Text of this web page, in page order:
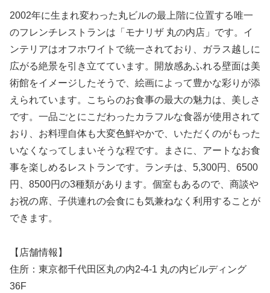
2002年に生まれ変わった丸ビルの最上階に位置する唯一
のフレンチレストランは「モナリザ 丸の内店」です。イ
ンテリアはオフホワイトで統一されており、ガラス越しに
広がる絶景を引き立てています。開放感あふれる壁面は美
術館をイメージしたそうで、絵画によって豊かな彩りが添
えられています。こちらのお食事の最大の魅力は、美しさ
です。一品ごとにこだわったカラフルな食器が使用されて
おり、お料理自体も大変色鮮やかで、いただくのがもった
いなくなってしまいそうな程です。まさに、アートなお食
事を楽しめるレストランです。ランチは、5,300円、6500
円、8500円の3種類があります。個室もあるので、商談や
お祝の席、子供連れの会食にも気兼ねなく利用することが
できます。
【店舗情報】
住所：東京都千代田区丸の内2-4-1 丸の内ビルディング
36F